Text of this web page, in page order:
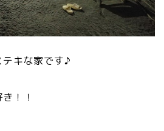
キな家です♪
！！